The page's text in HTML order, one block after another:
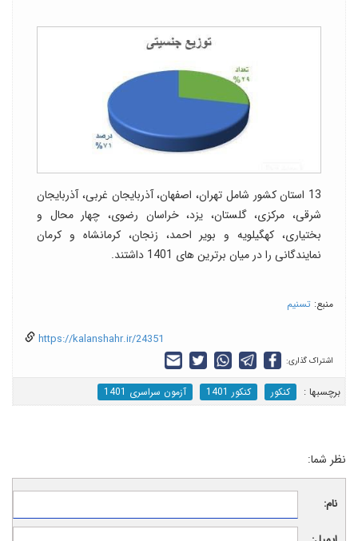
13 استان کشور شامل تهران، اصفهان، آذربایجان غربی، آذربایجان
شرقی، مرکزی، گلستان، یزد، خراسان رضوی، چهار محال و
بختیاری، کهگیلویه و بویر احمد، زنجان، کرمانشاه و کرمان
نمایندگانی را در میان برترین های 1401 داشتند.
منبع: تسنیم
https://kalanshahr.ir/24351
اشتراک گذاری:
برچسب‎ها : کنکور کنکور 1401 آزمون سراسری 1401
نظر شما:
نام: